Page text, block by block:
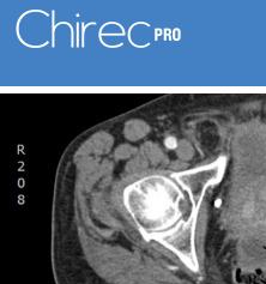
Zoeken
inhoud